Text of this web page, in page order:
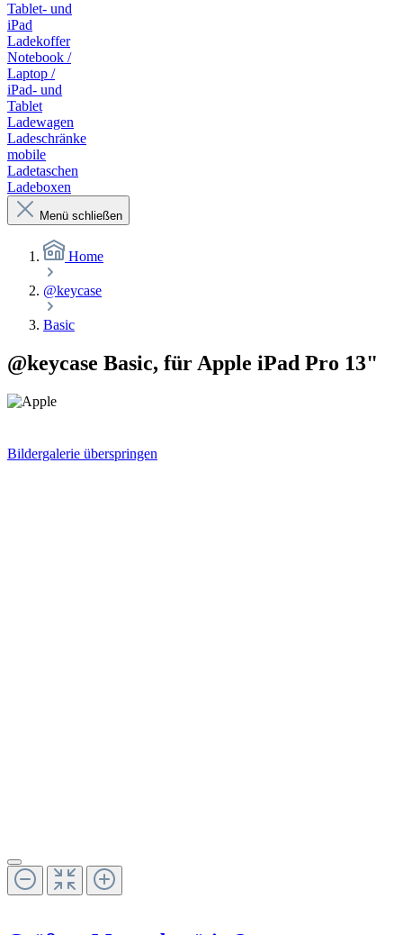
Tablet- und
iPad
Ladekoffer
Notebook /
Laptop /
iPad- und
Tablet
Ladewagen
Ladeschränke
mobile
Ladetaschen
Ladeboxen
Menü schließen
Home
@keycase
Basic
@keycase Basic, für Apple iPad Pro 13"
Bildergalerie überspringen